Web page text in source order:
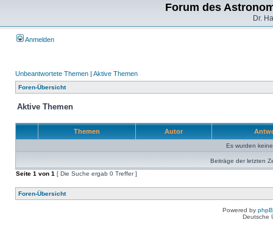
Forum des
Dr.
Anmelden
Unbeantwortete Themen | Aktive Themen
Foren-Übersicht
Aktive Themen
Themen Autor
Es wurden
Beiträge der letzten
Seite 1 von 1 [ Die Suche ergab 0 Treffer ]
Foren-Übersicht
Powered by
Deutsche